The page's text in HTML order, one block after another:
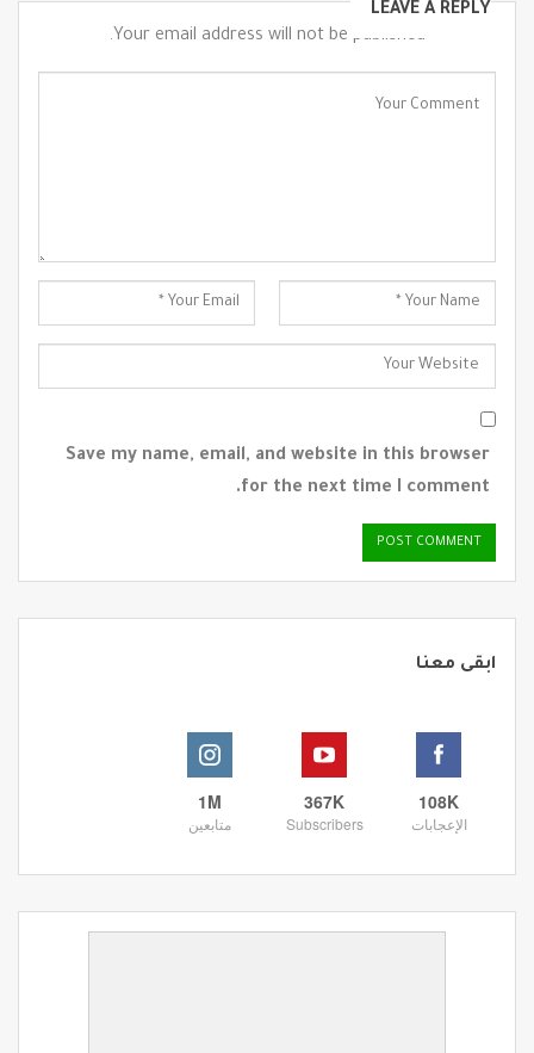
LEAVE A REPLY
Your email address will not be published.
Save my name, email, and website in this browser
for the next time I comment.
ابقى معنا
108K
الإعجابات
367K
Subscribers
1M
متابعين